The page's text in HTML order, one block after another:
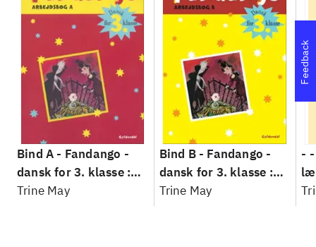
Bind A - Fandango -
dansk for 3. klasse :
grundbog --
Trine May
Bind B - Fandango -
dansk for 3. klasse :
grundbog --
Trine May
-
Feedback